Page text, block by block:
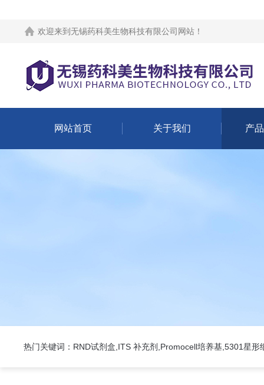
欢迎来到 无锡药科美生物科技有限公司网站 ！
网站首页 关于我们 产
热门关键词：RND试剂盒,ITS 补充剂,Promocell培养基,5301星形